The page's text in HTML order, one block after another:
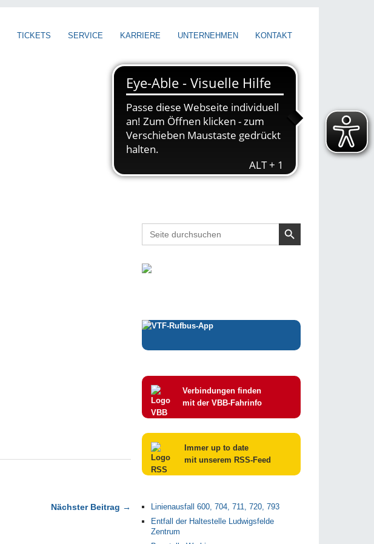
TICKETS SERVICE KARRIERE UNTERNEHMEN KONTAKT
Nächster Beitrag →
Search
for:
Search Button
Verbindungen finden
mit der VBB-Fahrinfo
Immer up to date
mit unserem RSS-Feed
Linienausfall 600, 704, 711, 720, 793
Entfall der Haltestelle Ludwigsfelde
Zentrum